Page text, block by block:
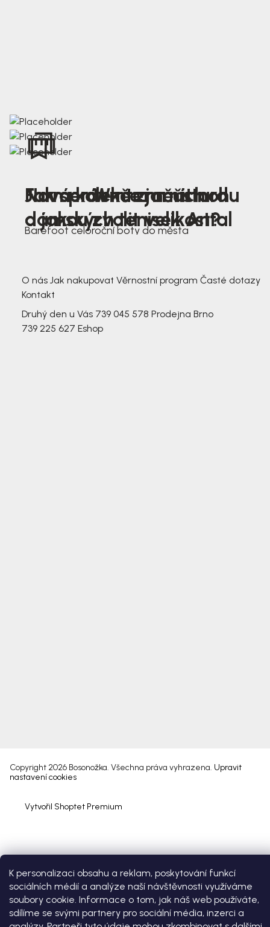
K personalizaci obsahu a reklam, poskytování funkcí
sociálních médií a analýze naší návštěvnosti využíváme
soubory cookie. Informace o tom, jak náš web používáte,
sdílíme se svými partnery pro sociální média, inzerci a
Nová kolekce jarních
dámských tenisek Antal
Jak správně změřit nohu
a jakou zvolit velikost?
Farmer Winter mustard
Barefoot celoroční boty do města
O nás Jak nakupovat Věrnostní program Časté dotazy
Kontakt
Druhý den u Vás 739 045 578 Prodejna Brno
739 225 627 Eshop
Vytvořil Shoptet Premium
Copyright 2026 Bosonožka. Všechna práva vyhrazena. Upravit
nastavení cookies